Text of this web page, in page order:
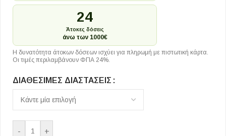
24
Άτοκες δόσεις
άνω των 1000€
Η δυνατότητα άτοκων δόσεων ισχύει για πληρωμή με πιστωτική κάρτα.
Οι τιμές περιλαμβάνουν ΦΠΑ 24%.
ΔΙΑΘΈΣΙΜΕΣ ΔΙΑΣΤΆΣΕΙΣ
- +